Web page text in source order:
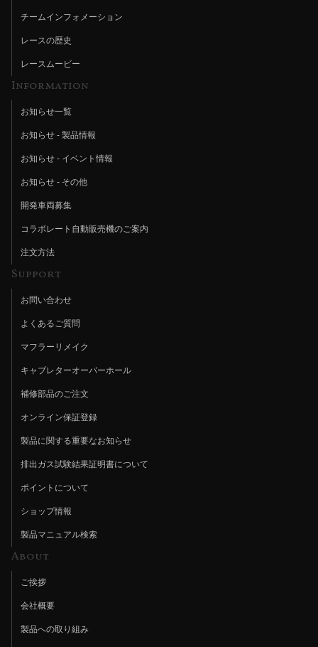
チームインフォメーション
レースの歴史
レースムービー
Information
お知らせ一覧
お知らせ - 製品情報
お知らせ - イベント情報
お知らせ - その他
開発車両募集
コラボレート自動販売機のご案内
注文方法
Support
お問い合わせ
よくあるご質問
マフラーリメイク
キャブレターオーバーホール
補修部品のご注文
オンライン保証登録
製品に関する重要なお知らせ
排出ガス試験結果証明書について
ポイントについて
ショップ情報
製品マニュアル検索
About
ご挨拶
会社概要
製品への取り組み